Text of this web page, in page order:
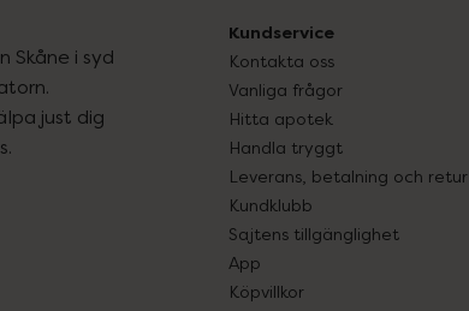
Skåne i syd
just dig
Kundservice
Kontakta oss
Vanliga frågor
Hitta apotek
Handla tryggt
Leverans, betalning och retur
Kundklubb
Sajtens tillgänglighet
App
Köpvillkor